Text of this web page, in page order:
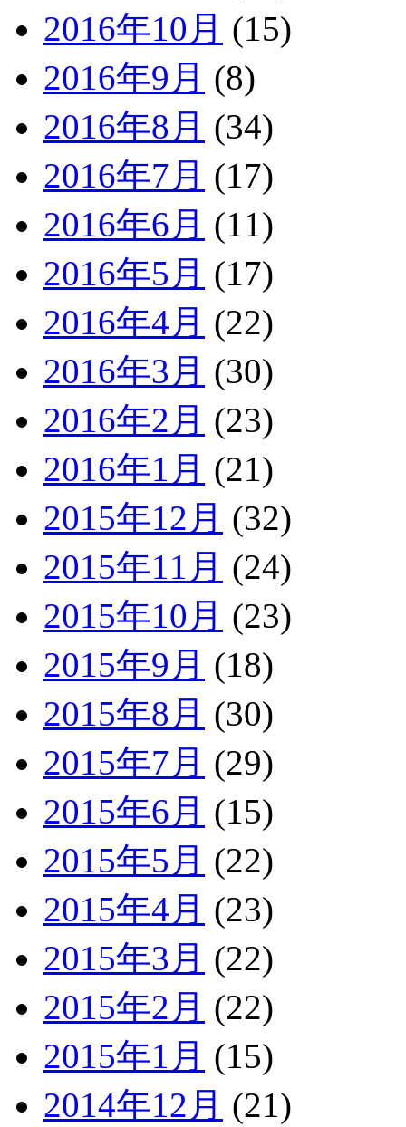
2016年10月 (15)
2016年9月 (8)
2016年8月 (34)
2016年7月 (17)
2016年6月 (11)
2016年5月 (17)
2016年4月 (22)
2016年3月 (30)
2016年2月 (23)
2016年1月 (21)
2015年12月 (32)
2015年11月 (24)
2015年10月 (23)
2015年9月 (18)
2015年8月 (30)
2015年7月 (29)
2015年6月 (15)
2015年5月 (22)
2015年4月 (23)
2015年3月 (22)
2015年2月 (22)
2015年1月 (15)
2014年12月 (21)